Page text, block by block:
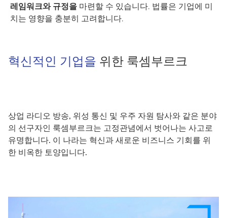
레임워크와 규정을 마련할 수 있습니다. 법률은 기업에 미
치는 영향을 충분히 고려합니다.
혁신적인 기업을 위한 룩셈부르크
상업 라디오 방송, 위성 통신 및 우주 자원 탐사와 같은 분야
의 선구자인 룩셈부르크는 고정관념에서 벗어나는 사고로
유명합니다. 이 나라는 혁신과 새로운 비즈니스 기회를 위
한 비옥한 토양입니다.